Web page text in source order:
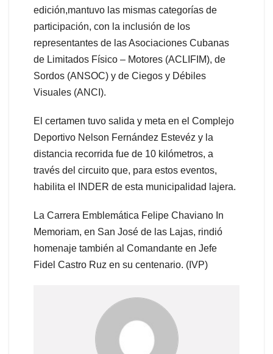
edición,mantuvo las mismas categorías de
participación, con la inclusión de los
representantes de las Asociaciones Cubanas
de Limitados Físico – Motores (ACLIFIM), de
Sordos (ANSOC) y de Ciegos y Débiles
Visuales (ANCI).
El certamen tuvo salida y meta en el Complejo
Deportivo Nelson Fernández Estevéz y la
distancia recorrida fue de 10 kilómetros, a
través del circuito que, para estos eventos,
habilita el INDER de esta municipalidad lajera.
La Carrera Emblemática Felipe Chaviano In
Memoriam, en San José de las Lajas, rindió
homenaje también al Comandante en Jefe
Fidel Castro Ruz en su centenario. (IVP)